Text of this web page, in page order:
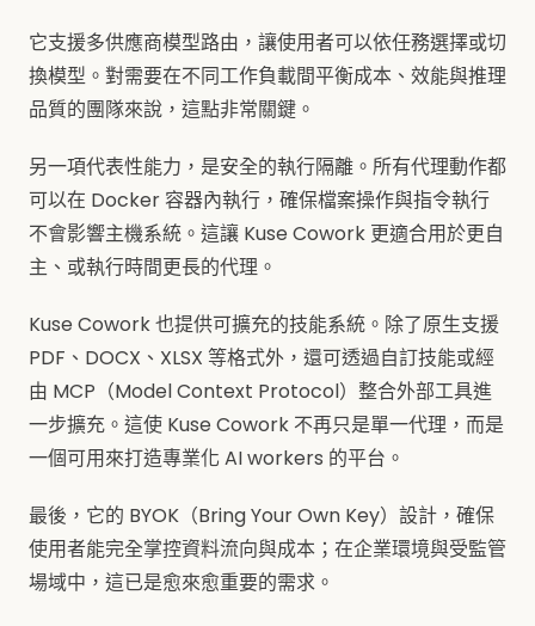
它支援多供應商模型路由，讓使用者可以依任務選擇或切
換模型。對需要在不同工作負載間平衡成本、效能與推理
品質的團隊來說，這點非常關鍵。
另一項代表性能力，是安全的執行隔離。所有代理動作都
可以在 Docker 容器內執行，確保檔案操作與指令執行
不會影響主機系統。這讓 Kuse Cowork 更適合用於更自
主、或執行時間更長的代理。
Kuse Cowork 也提供可擴充的技能系統。除了原生支援
PDF、DOCX、XLSX 等格式外，還可透過自訂技能或經
由 MCP（Model Context Protocol）整合外部工具進
一步擴充。這使 Kuse Cowork 不再只是單一代理，而是
一個可用來打造專業化 AI workers 的平台。
最後，它的 BYOK（Bring Your Own Key）設計，確保
使用者能完全掌控資料流向與成本；在企業環境與受監管
場域中，這已是愈來愈重要的需求。